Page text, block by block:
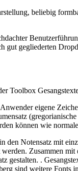
beliebig
gut gegliederten
Toolbox
eigene
können wie
den Notensatz mit
Zusammen
gestalten. .
sind weitere